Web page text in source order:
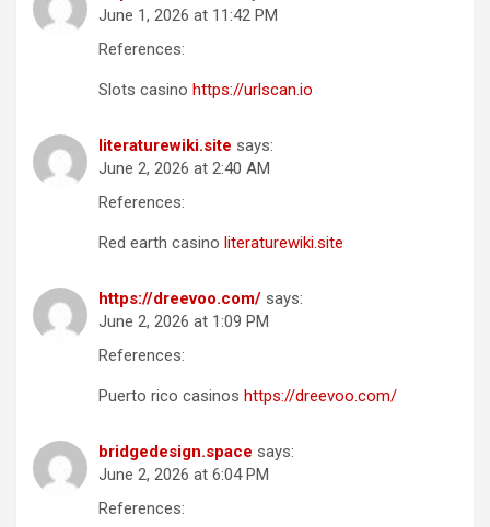
June 1, 2026 at 11:42 PM
References:
Slots casino https://urlscan.io
literaturewiki.site says:
June 2, 2026 at 2:40 AM
References:
Red earth casino literaturewiki.site
https://dreevoo.com/ says:
June 2, 2026 at 1:09 PM
References:
Puerto rico casinos https://dreevoo.com/
bridgedesign.space says:
June 2, 2026 at 6:04 PM
References: